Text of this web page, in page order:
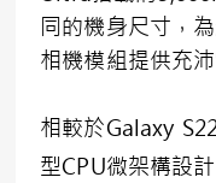
同的機身尺寸，
相機模組提供充沛
相較於Galaxy
型CPU微架構設